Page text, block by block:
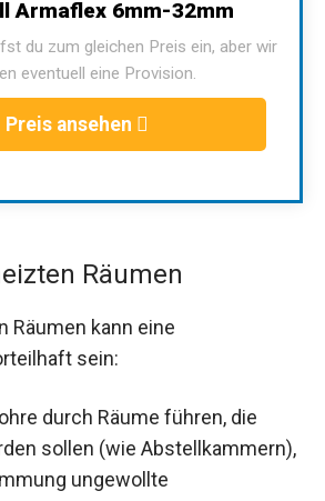
Armaflex 6mm-32mm
du zum gleichen Preis ein, aber wir
eventuell eine Provision.
Preis ansehen
Räumen
Räumen kann eine
sein:
durch Räume führen, die
sollen (wie Abstellkammern),
ungewollte